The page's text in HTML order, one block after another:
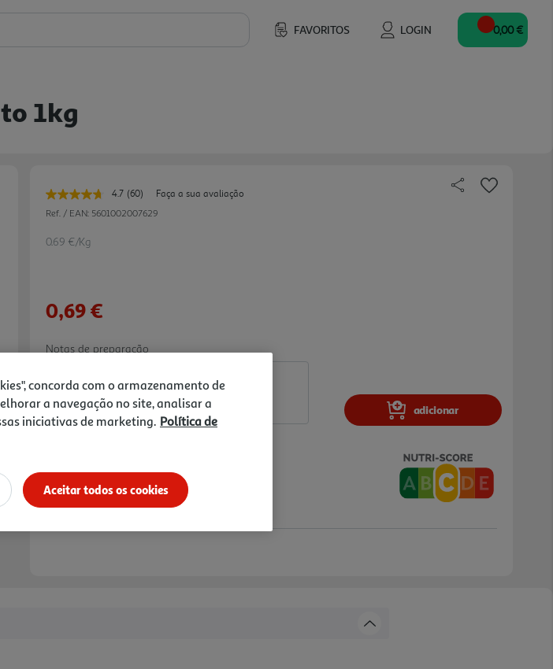
FAVORITOS LOGIN 0,00 €
1kg
4.7 Leu
60
(60)
Faça a sua avaliação
Ref. / EAN: 5601002007629
0.69 €/Kg
0,69 €
Notas de preparação
adicionar
concorda com o armazenamento de
a navegação no site, analisar a
iniciativas de marketing. Política de
Aceitar todos os cookies